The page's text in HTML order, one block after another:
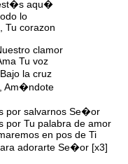
aqu�
lo
Tu corazon
clamor
Tu voz
la cruz
Am�ndote
por salvarnos Se�or
por Tu palabra de amor
en pos de Ti
adorarte Se�or [x3]